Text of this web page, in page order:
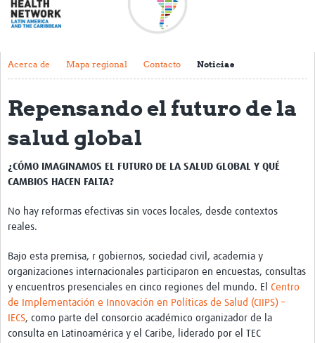
Acerca de
Contacto
Actividades y eventos
Clubs de Investigación
Clínica de datos
Mentoría
Talleres
Webinarios
Twinning
Otras Actividades
Acerca de Mapa regional Contacto Noticias
Repensando el futuro de la
salud global
¿CÓMO IMAGINAMOS EL FUTURO DE LA SALUD GLOBAL Y QUÉ
CAMBIOS HACEN FALTA?
No hay reformas efectivas sin voces locales, desde contextos
reales.
Bajo esta premisa, r gobiernos, sociedad civil, academia y
organizaciones internacionales participaron en encuestas, consultas
y encuentros presenciales en cinco regiones del mundo. El Centro
de Implementación e Innovación en Políticas de Salud (CIIPS) –
IECS, como parte del consorcio académico organizador de la
consulta en Latinoamérica y el Caribe, liderado por el TEC